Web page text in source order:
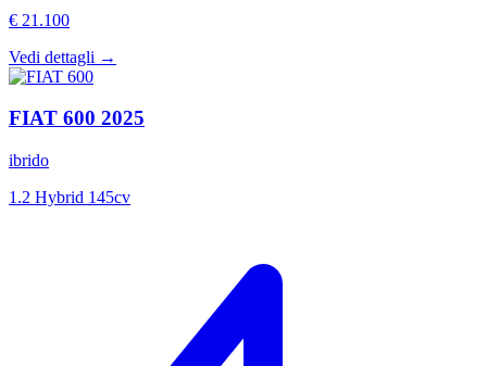
€ 21.100
Vedi dettagli →
FIAT 600 2025
ibrido
1.2 Hybrid 145cv